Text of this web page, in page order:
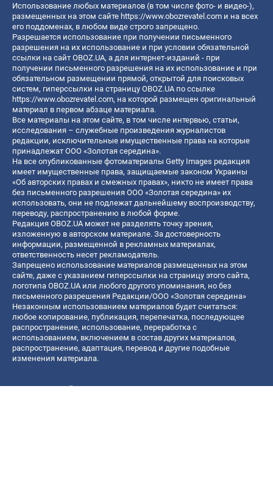
Использование любых материалов (в том числе фото- и видео-),
размещенных на этом сайте https://www.obozrevatel.com и на всех
его поддоменах, в любом виде строго запрещено.
Разрешается использование при получении письменного
разрешения на их использование и при условии обязательной
ссылки на сайт OBOZ.UA, а для интернет-изданий - при
получении письменного разрешения на их использование и при
обязательном размещении прямой, открытой для поисковых
систем, гиперссылки на страницу OBOZ.UA по ссылке
https://www.obozrevatel.com, на которой размещен оригинальный
материал в первом абзаце материала.
Все материалы на этом сайте, в том числе интервью, статьи,
исследования – служебные произведения журналистов
редакции, исключительные имущественные права на которые
принадлежат ООО «Золотая середина».
На все опубликованные фотоматериалы Getty Images редакция
имеет имущественные права, защищаемые законом Украины
«Об авторских правах и смежных правах», никто не имеет права
без письменного разрешения ООО «Золотая середина» их
использовать, они не подлежат дальнейшему воспроизводству,
переводу, распространению в любой форме.
Редакция OBOZ.UA может не разделять точку зрения,
изложенную в авторском материале. За достоверность
информации, размещенной в рекламных материалах,
ответственность несет рекламодатель.
Запрещено использование материалов размещенных на этом
сайте, даже с указанием гиперссылки на страницу этого сайта,
логотипа OBOZ.UA или любого другого упоминания, но без
письменного разрешения Редакции/ООО «Золотая середина»
Незаконным использованием материалов будет считаться:
любое копирование, публикация, перепечатка, последующее
распространение, использование, переработка с
использованием, включением в состав других материалов,
распространение, адаптация, перевод и другие подобные
изменения материала.
Название онлайн медиа — «OBOZ.UA»